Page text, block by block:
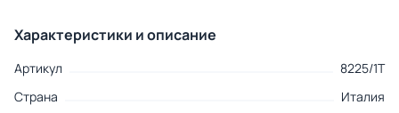
Характеристики и описание
Артикул
8225/1T
Страна
Италия